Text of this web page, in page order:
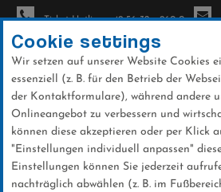
Direkt
zum
Inhalt
Ticket-Hotline: +49 56 32 - 960-0
News
Cookie settings
Wir setzen auf unserer Website Cookies
essenziell (z. B. für den Betrieb der
der Kontaktformulare), während andere
Onlineangebot zu verbessern und
können diese akzeptieren oder per Klick
"Einstellungen individuell anpassen"
Einstellungen können Sie jederzeit
nachträglich abwählen (z. B. im